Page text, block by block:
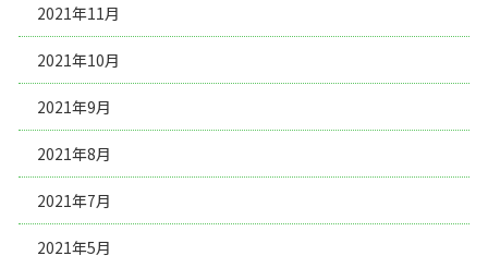
2021年11月
2021年10月
2021年9月
2021年8月
2021年7月
2021年5月